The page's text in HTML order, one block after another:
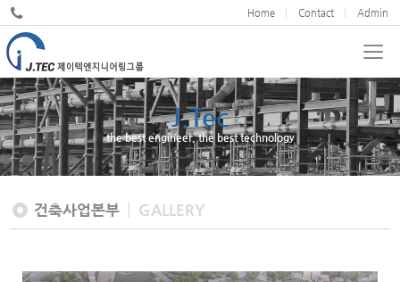
Home Contact Admin
J.Tec
the best engineer, the best technology
건축사업본부 GALLERY